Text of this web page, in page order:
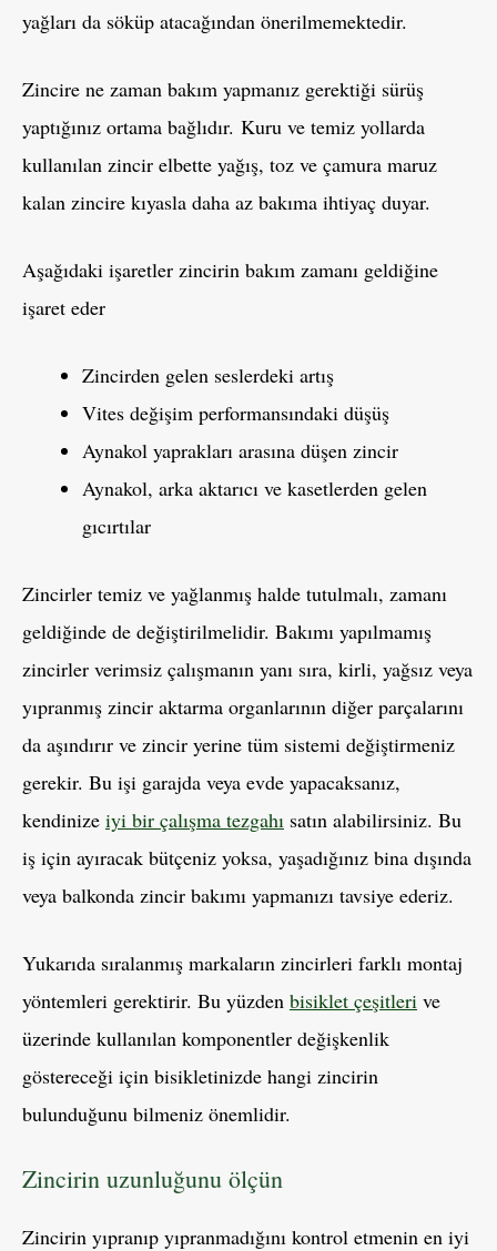
yağları da söküp atacağından önerilmemektedir.
Zincire ne zaman bakım yapmanız gerektiği sürüş
yaptığınız ortama bağlıdır. Kuru ve temiz yollarda
kullanılan zincir elbette yağış, toz ve çamura maruz
kalan zincire kıyasla daha az bakıma ihtiyaç duyar.
Aşağıdaki işaretler zincirin bakım zamanı geldiğine
işaret eder
Zincirden gelen seslerdeki artış
Vites değişim performansındaki düşüş
Aynakol yaprakları arasına düşen zincir
Aynakol, arka aktarıcı ve kasetlerden gelen
gıcırtılar
Zincirler temiz ve yağlanmış halde tutulmalı, zamanı
geldiğinde de değiştirilmelidir. Bakımı yapılmamış
zincirler verimsiz çalışmanın yanı sıra, kirli, yağsız veya
yıpranmış zincir aktarma organlarının diğer parçalarını
da aşındırır ve zincir yerine tüm sistemi değiştirmeniz
gerekir. Bu işi garajda veya evde yapacaksanız,
kendinize iyi bir çalışma tezgahı satın alabilirsiniz. Bu
iş için ayıracak bütçeniz yoksa, yaşadığınız bina dışında
veya balkonda zincir bakımı yapmanızı tavsiye ederiz.
Yukarıda sıralanmış markaların zincirleri farklı montaj
yöntemleri gerektirir. Bu yüzden bisiklet çeşitleri ve
üzerinde kullanılan komponentler değişkenlik
göstereceği için bisikletinizde hangi zincirin
bulunduğunu bilmeniz önemlidir.
Zincirin uzunluğunu ölçün
Zincirin yıpranıp yıpranmadığını kontrol etmenin en iyi